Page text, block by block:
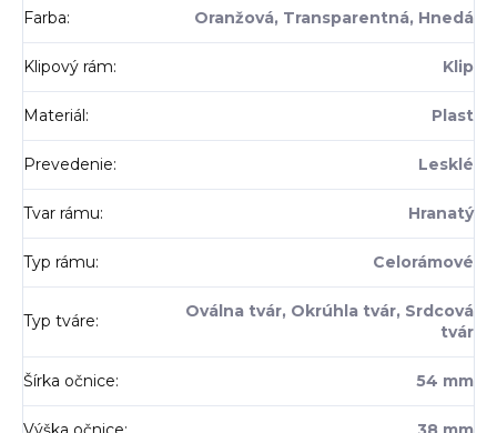
Farba: Oranžová, Transparentná, Hnedá
Klipový rám: Klip
Materiál : Plast
Prevedenie: Lesklé
Tvar rámu: Hranatý
Typ rámu: Celorámové
Typ tváre:
Oválna tvár, Okrúhla tvár, Srdcová
tvár
Šírka očnice: 54 mm